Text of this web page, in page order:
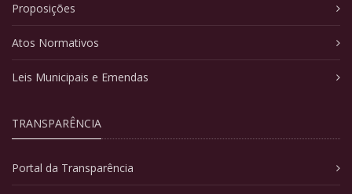
Proposições
Atos Normativos
Leis Municipais e Emendas
TRANSPARÊNCIA
Portal da Transparência